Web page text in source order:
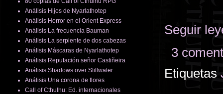
Seguir
3
Etiquetas
Análisis Hijos de Nyarlathotep
Análisis Horror en el Orient Express
Análisis La frecuencia Bauman
Análisis La serpiente de dos cabezas
Análisis Máscaras de Nyarlathotep
Análisis Reputación señor Castiñeira
Análisis Shadows over Stillwater
Análisis Una corona de flores
Call of Cthulhu: Ed. internacionales